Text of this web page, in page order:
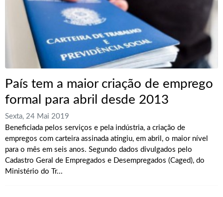
País tem a maior criação de emprego
formal para abril desde 2013
Sexta, 24 Mai 2019
Beneficiada pelos serviços e pela indústria, a criação de
empregos com carteira assinada atingiu, em abril, o maior nível
para o mês em seis anos. Segundo dados divulgados pelo
Cadastro Geral de Empregados e Desempregados (Caged), do
Ministério do Tr...